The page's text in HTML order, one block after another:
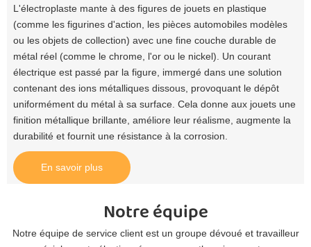
L'électroplaste mante à des figures de jouets en plastique
(comme les figurines d'action, les pièces automobiles modèles
ou les objets de collection) avec une fine couche durable de
métal réel (comme le chrome, l'or ou le nickel). Un courant
électrique est passé par la figure, immergé dans une solution
contenant des ions métalliques dissous, provoquant le dépôt
uniformément du métal à sa surface. Cela donne aux jouets une
finition métallique brillante, améliore leur réalisme, augmente la
durabilité et fournit une résistance à la corrosion.
En savoir plus
Notre équipe
Notre équipe de service client est un groupe dévoué et travailleur